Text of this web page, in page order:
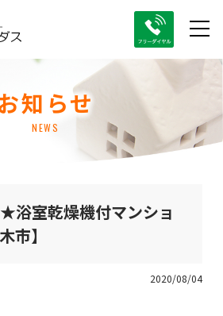
知らせ
NEWS
浴室乾燥機付マンショ
市】
2020/08/04